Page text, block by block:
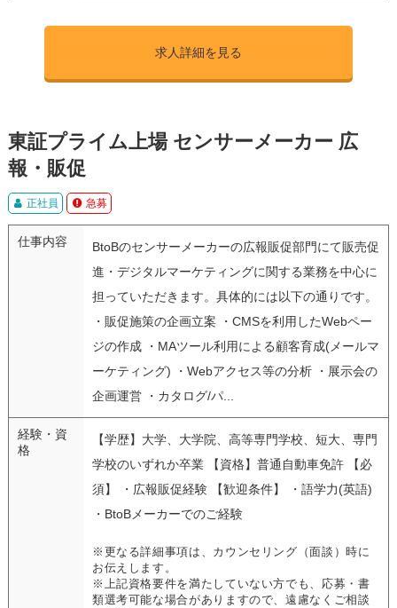
求人詳細を見る
東証プライム上場 センサーメーカー 広
報・販促
正社員 急募
仕事内容
BtoBのセンサーメーカーの広報販促部門にて販売促
進・デジタルマーケティングに関する業務を中心に
担っていただきます。具体的には以下の通りです。
・販促施策の企画立案 ・CMSを利用したWebペー
ジの作成 ・MAツール利用による顧客育成(メールマ
ーケティング) ・Webアクセス等の分析 ・展示会の
企画運営 ・カタログ/パ...
経験・資
格
【学歴】大学、大学院、高等専門学校、短大、専門
学校のいずれか卒業 【資格】普通自動車免許 【必
須】 ・広報販促経験 【歓迎条件】 ・語学力(英語)
・BtoBメーカーでのご経験
※更なる詳細事項は、カウンセリング（面談）時に
お伝えします。
※上記資格要件を満たしていない方でも、応募・書
類選考可能な場合がありますので、遠慮なくご相談